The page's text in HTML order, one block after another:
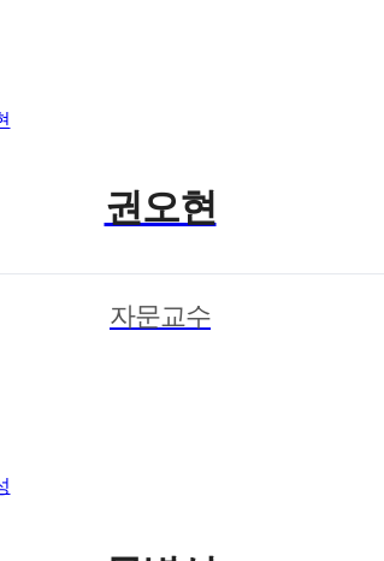
권오현
자문교수